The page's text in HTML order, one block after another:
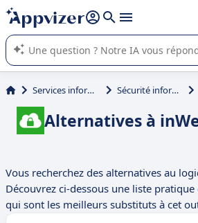
répondre (plusieurs lignes avec
L'IA de Appvizer vous guide dans l'utilisation
logiciel SaaS en entreprise.
Services informatiques Sécurité informatique
Alternatives à
Vous recherchez des alternatives au
Découvrez ci-dessous une liste
qui sont les meilleurs substituts à cet